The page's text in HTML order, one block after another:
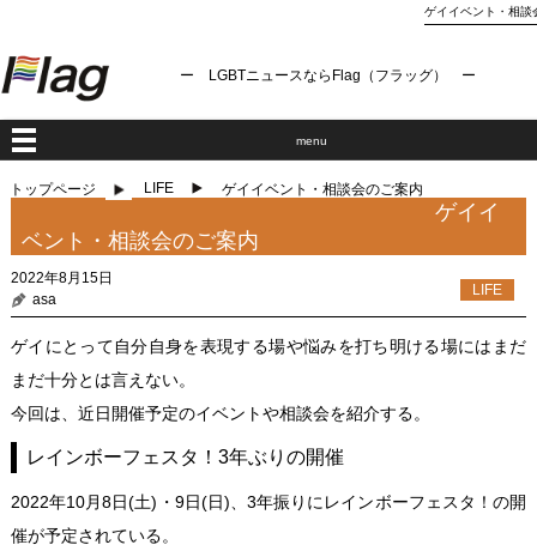
ゲイイベント・相談
ー LGBTニュースならFlag（フラッグ） ー
menu
トップページ LIFE ゲイイベント・相談会のご案内
ゲイイ
ベント・相談会のご案内
LIFE
2022年8月15日
asa
ゲイにとって自分自身を表現する場や悩みを打ち明ける場にはまだ
まだ十分とは言えない。
今回は、近日開催予定のイベントや相談会を紹介する。
レインボーフェスタ！3年ぶりの開催
2022年10月8日(土)・9日(日)、3年振りにレインボーフェスタ！の開
催が予定されている。